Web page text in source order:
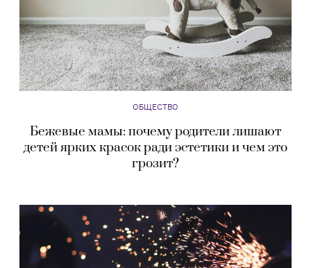
ОБЩЕСТВО
Бежевые мамы: почему родители лишают
детей ярких красок ради эстетики и чем это
грозит?